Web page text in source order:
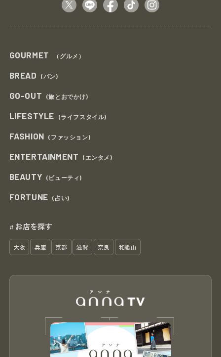
GOURMET （グルメ）
BREAD (パン)
GO-OUT (旅とおでかけ)
LIFESTYLE (ライフスタイル)
FASHION (ファッション)
ENTERTAINMENT (エンタメ)
BEAUTY (ビューティ)
FORTUNE (占い)
# お店を探す
大阪 兵庫 京都 滋賀 奈良 和歌山